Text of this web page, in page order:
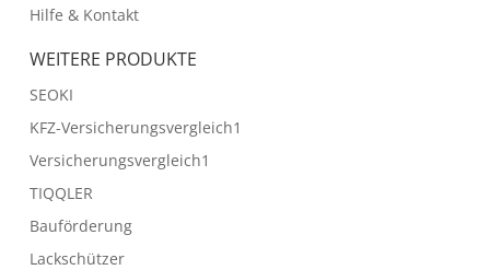
Hilfe & Kontakt
WEITERE PRODUKTE
SEOKI
KFZ-Versicherungsvergleich1
Versicherungsvergleich1
TIQQLER
Bauförderung
Lackschützer